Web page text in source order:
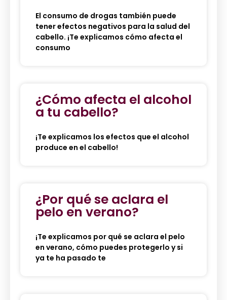
El consumo de drogas también puede
tener efectos negativos para la salud del
cabello. ¡Te explicamos cómo afecta el
consumo
¿Cómo afecta el alcohol
a tu cabello?
¡Te explicamos los efectos que el alcohol
produce en el cabello!
¿Por qué se aclara el
pelo en verano?
¡Te explicamos por qué se aclara el pelo
en verano, cómo puedes protegerlo y si
ya te ha pasado te